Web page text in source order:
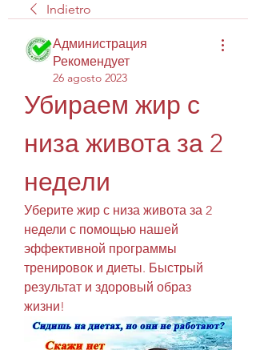
Indietro
Администрация
Рекомендует
26 agosto 2023
Убираем жир с
низа живота за 2
недели
Уберите жир с низа живота за 2
недели с помощью нашей
эффективной программы
тренировок и диеты. Быстрый
результат и здоровый образ
жизни!